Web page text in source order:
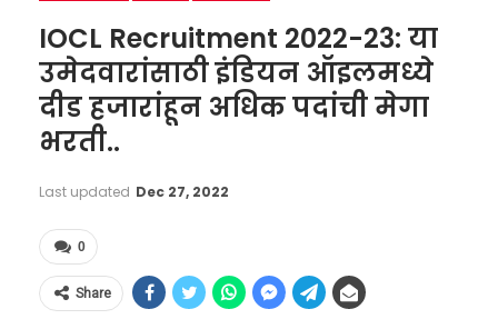
​​IOCL Recruitment 2022-23: या
उमेदवारांसाठी इंडियन ऑइलमध्ये
दीड हजारांहून अधिक पदांची मेगा
भरती..
Last updated Dec 27, 2022
0
Share